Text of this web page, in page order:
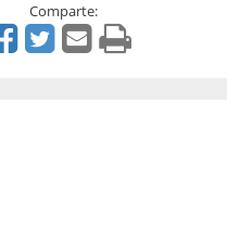
Comparte: